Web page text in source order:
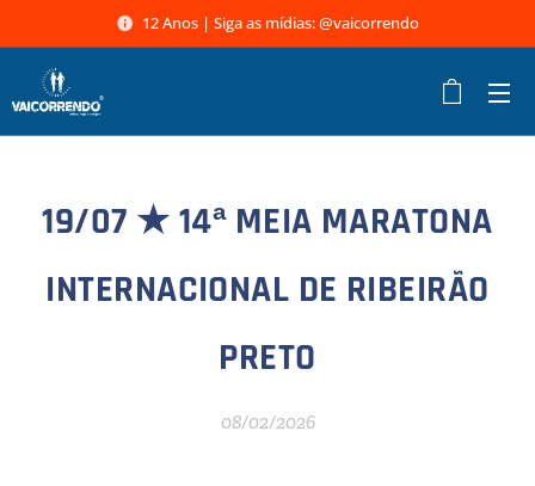
12 Anos | Siga as mídias: @vaicorrendo
19/07 ★14ª MEIA MARATONA
INTERNACIONAL DE RIBEIRÃO
PRETO
08/02/2026